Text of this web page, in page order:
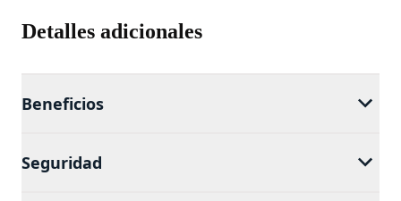
Detalles adicionales
Beneficios
Seguridad